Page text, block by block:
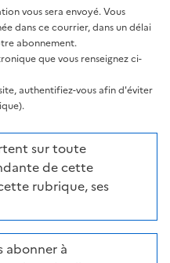
vous sera envoyé. Vous
dans ce courrier, dans un délai
abonnement.
que vous renseignez ci-
authentifiez-vous afin d'éviter
sur toute
de cette
rubrique, ses
abonner à